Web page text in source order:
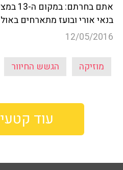
אתם
בנאי אורי ובועז מתארחים
12/05/2016
מוזיקה הגשש החיוור
עוד